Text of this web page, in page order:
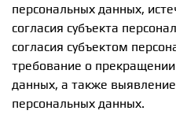
персональных данных,
согласия субъекта
согласия субъектом
требование о
данных, а также
персональных данных.